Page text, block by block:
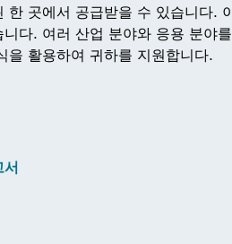
한 곳에서 공급받을 수 있습니다.
니다. 여러 산업 분야와 응용 분야
을 활용하여 귀하를 지원합니다.
서